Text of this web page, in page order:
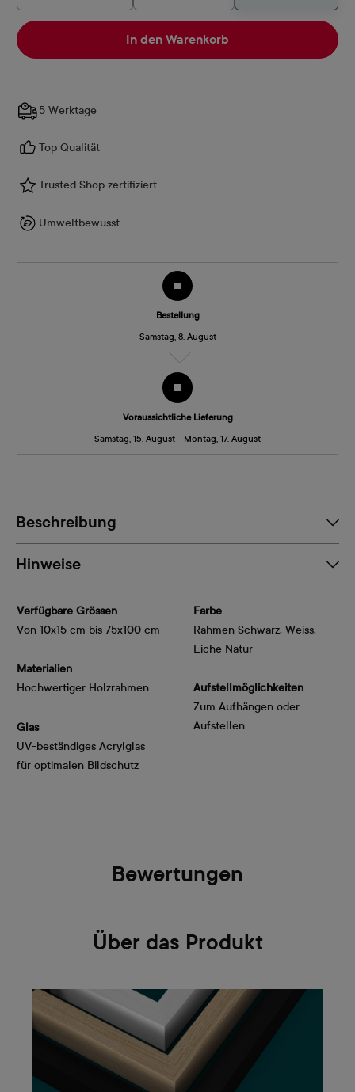
In den Warenkorb
5 Werktage
Top Qualität
Trusted Shop zertifiziert
Umweltbewusst
Bestellung
Samstag, 8. August
Voraussichtliche Lieferung
Samstag, 15. August - Montag, 17. August
Beschreibung
Hinweise
Verfügbare Grössen
Von 10x15 cm bis 75x100 cm
Materialien
Hochwertiger Holzrahmen
Glas
UV-beständiges Acrylglas
für optimalen Bildschutz
Farbe
Rahmen Schwarz, Weiss,
Eiche Natur
Aufstellmöglichkeiten
Zum Aufhängen oder
Aufstellen
Bewertungen
Über das Produkt